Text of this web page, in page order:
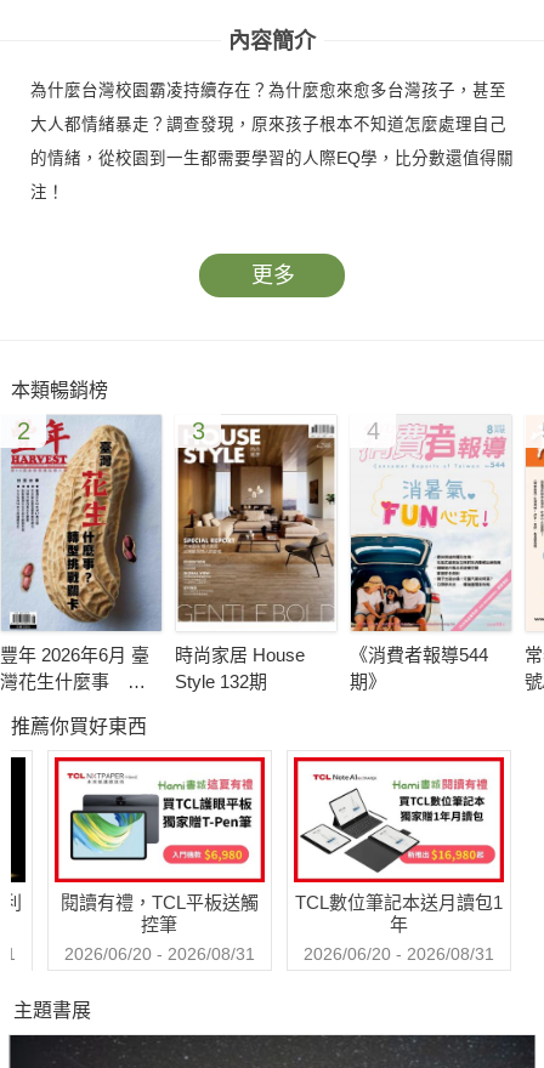
內容簡介
為什麼台灣校園霸凌持續存在？為什麼愈來愈多台灣孩子，甚至
大人都情緒暴走？調查發現，原來孩子根本不知道怎麼處理自己
的情緒，從校園到一生都需要學習的人際EQ學，比分數還值得關
注！
更多
本類暢銷榜
2
豐年 2026年6月 臺
灣花生什麼事 轉
3
時尚家居 House
Style 132期
4
《消費者報導544
期》
推薦你買好東西
閱讀有禮，TCL平板送觸
控筆
2026/06/20 - 2026/08/31
TCL數位筆記本送月讀包1
年
2026/06/20 - 2026/08/31
主題書展